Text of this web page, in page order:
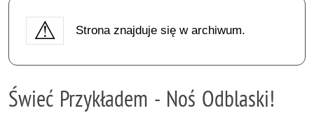
Strona znajduje się w archiwum.
Świeć Przykładem - Noś Odblaski!